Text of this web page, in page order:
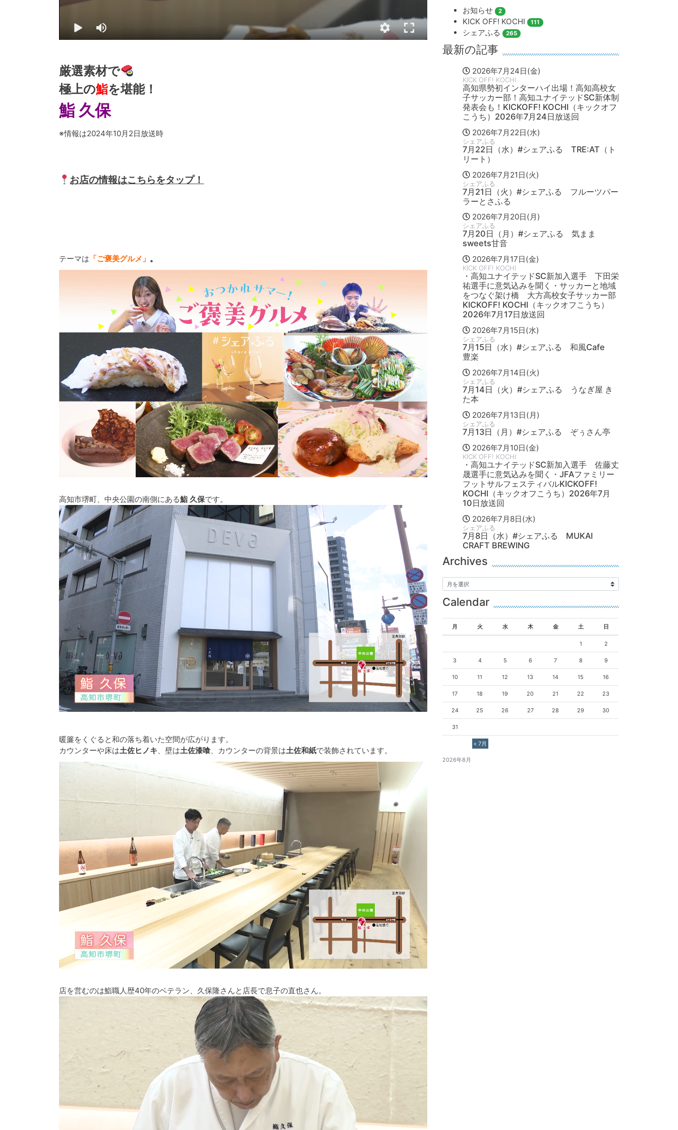
厳選素材で
極上の鮨を堪能！
鮨 久保
※情報は2024年10月2日放送時
お店の情報はこちらをタップ！
テーマは 「ご褒美グルメ」 。
高知市堺町、中央公園の南側にある鮨 久保です。
暖簾をくぐると和の落ち着いた空間が広がります。
カウンターや床は土佐ヒノキ、壁は土佐漆喰、カウンターの背景は土佐和紙で装飾されています。
店を営むのは鮨職人歴40年のベテラン、久保隆さんと店長で息子の直也さん。
お知らせ 2
KICK OFF! KOCHI 111
シェアふる 265
最新の記事
2026年7月24日(金)
KICK OFF! KOCHI
高知県勢初インターハイ出場！高知高校女
子サッカー部！高知ユナイテッドSC新体制
発表会も！KICKOFF! KOCHI（キックオフ
こうち）2026年7月24日放送回
2026年7月22日(水)
シェアふる
7月22日（水）#シェアふる TRE:AT（ト
リート）
2026年7月21日(火)
シェアふる
7月21日（火）#シェアふる フルーツパー
ラーとさふる
2026年7月20日(月)
シェアふる
7月20日（月）#シェアふる 気まま
sweets甘音
2026年7月17日(金)
KICK OFF! KOCHI
・高知ユナイテッドSC新加入選手 下田栄
祐選手に意気込みを聞く・サッカーと地域
をつなぐ架け橋 大方高校女子サッカー部
KICKOFF! KOCHI（キックオフこうち）
2026年7月17日放送回
2026年7月15日(水)
シェアふる
7月15日（水）#シェアふる 和風Cafe
豊楽
2026年7月14日(火)
シェアふる
7月14日（火）#シェアふる うなぎ屋 き
た本
2026年7月13日(月)
シェアふる
7月13日（月）#シェアふる ぞぅさん亭
2026年7月10日(金)
KICK OFF! KOCHI
・高知ユナイテッドSC新加入選手 佐藤丈
晟選手に意気込みを聞く・JFAファミリー
フットサルフェスティバルKICKOFF!
KOCHI（キックオフこうち）2026年7月
10日放送回
2026年7月8日(水)
シェアふる
7月8日（水）#シェアふる MUKAI
CRAFT BREWING
Archives
Calendar
2026年8月
月 火 水 木 金 土 日
« 7月
1 2
3 4 5 6 7 8 9
10 11 12 13 14 15 16
17 18 19 20 21 22 23
24 25 26 27 28 29 30
31